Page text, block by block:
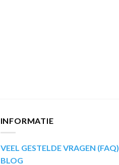
INFORMATIE
VEEL GESTELDE VRAGEN (FAQ)
BLOG